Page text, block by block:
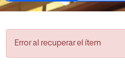
Error al recuperar el ítem